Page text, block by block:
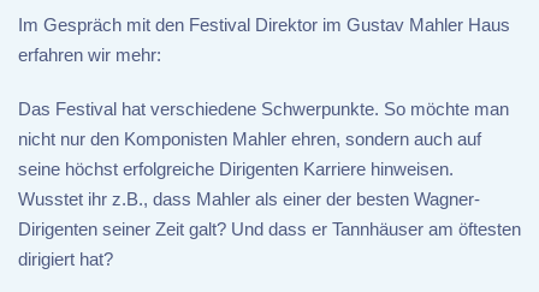
Im Gespräch mit den Festival Direktor im Gustav Mahler Haus
erfahren wir mehr:
Das Festival hat verschiedene Schwerpunkte. So möchte man
nicht nur den Komponisten Mahler ehren, sondern auch auf
seine höchst erfolgreiche Dirigenten Karriere hinweisen.
Wusstet ihr z.B., dass Mahler als einer der besten Wagner-
Dirigenten seiner Zeit galt? Und dass er Tannhäuser am öftesten
dirigiert hat?